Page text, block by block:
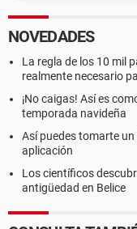
NOVEDADES
La regla de los 10 mil
realmente necesario
¡No caigas! Así es
temporada navideña
Así puedes tomarte
aplicación
Los científicos
antigüedad en Belice